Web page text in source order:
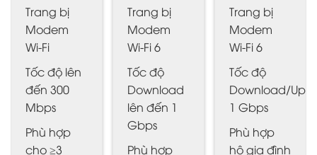
Trang bị
Modem
Wi-Fi
Tốc độ lên
đến 300
Mbps
Phù hợp
cho ≥3
Trang bị
Modem
Wi-Fi 6
Tốc độ
Download
lên đến 1
Gbps
Phù hợp
Trang bị
Modem
Wi-Fi 6
Tốc độ
Download/
1 Gbps
Phù hợp
hộ gia đình